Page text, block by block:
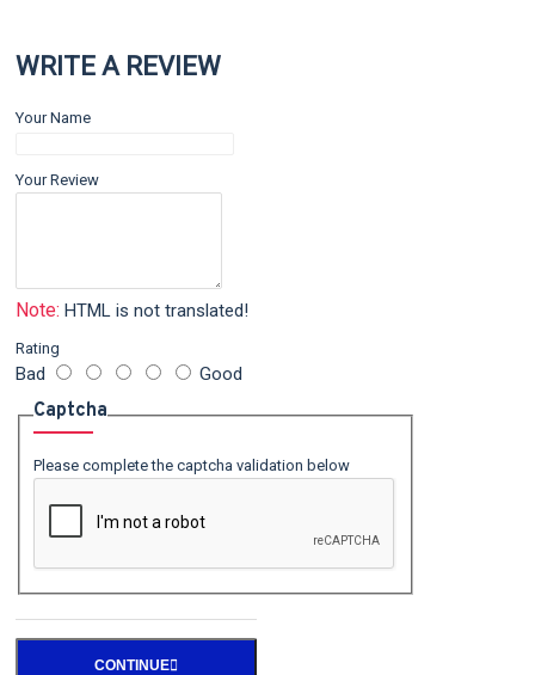
WRITE A REVIEW
Your Name
Your Review
Note: HTML is not translated!
Rating
Bad Good
Captcha
Please complete the captcha validation below
CONTINUE